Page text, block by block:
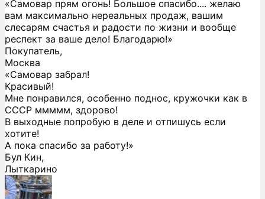
«Самовар прям огонь! Большое спасибо.... желаю
вам максимально нереальных продаж, вашим
слесарям счастья и радости по жизни и вообще
респект за ваше дело! Благодарю!»
Покупатель,
Москва
«Самовар забрал!
Красивый!
Мне понравился, особенно поднос, кружочки как в
СССР ммммм, здорово!
В выходные попробую в деле и отпишусь если
хотите!
А пока спасибо за работу!»
Бул Кин,
Лыткарино